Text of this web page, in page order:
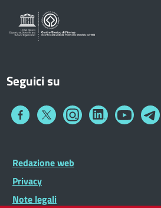
Seguici su
Collegamento
Collegamento
a
Collegamento
a
Collegamento
a a a
Widget
Footer
menu
Redazione web
Privacy
Note legali